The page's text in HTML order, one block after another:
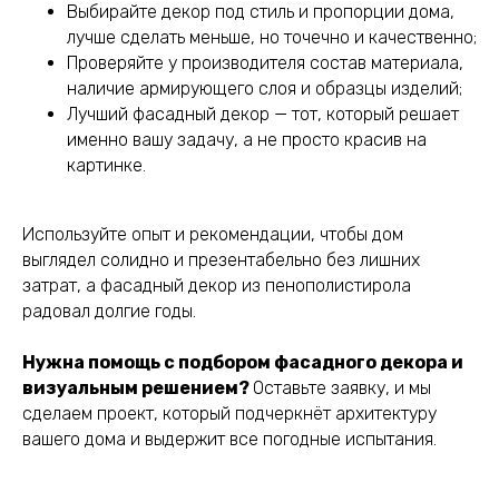
Выбирайте декор под стиль и пропорции дома,
лучше сделать меньше, но точечно и качественно;
Проверяйте у производителя состав материала,
наличие армирующего слоя и образцы изделий;
Лучший фасадный декор — тот, который решает
именно вашу задачу, а не просто красив на
картинке.
Используйте опыт и рекомендации, чтобы дом
выглядел солидно и презентабельно без лишних
затрат, а фасадный декор из пенополистирола
радовал долгие годы.
Нужна помощь с подбором фасадного декора и
визуальным решением? Оставьте заявку, и мы
сделаем проект, который подчеркнёт архитектуру
вашего дома и выдержит все погодные испытания.